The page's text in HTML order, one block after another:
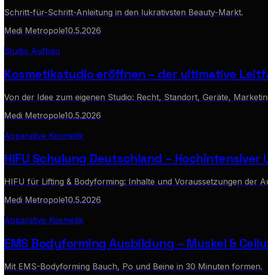
Schritt-für-Schritt-Anleitung in den lukrativsten Beauty-Markt.
Medi Metropole10.5.2026
Studio Aufbau
Kosmetikstudio eröffnen – der ultimative
Von der Idee zum eigenen Studio: Recht, Standort, Geräte,
Medi Metropole10.5.2026
Apparative Kosmetik
HIFU Schulung Deutschland – Hochintensiver
HIFU für Lifting & Bodyforming: Inhalte und Voraussetzungen der
Medi Metropole10.5.2026
Apparative Kosmetik
EMS Bodyforming Ausbildung – Muskel &
Mit EMS-Bodyforming Bauch, Po und Beine in 30 Minuten formen.